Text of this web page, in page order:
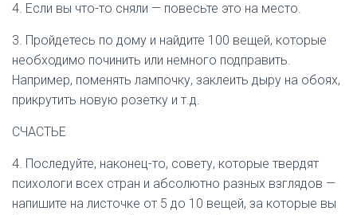
4. Если вы что-то сняли — повесьте это на место.
3. Пройдетесь по дому и найдите 100 вещей, которые
необходимо починить или немного подправить.
Например, поменять лампочку, заклеить дыру на обоях,
прикрутить новую розетку и т.д.
СЧАСТЬЕ
4. Последуйте, наконец-то, совету, которые твердят
психологи всех стран и абсолютно разных взглядов —
напишите на листочке от 5 до 10 вещей, за которые вы